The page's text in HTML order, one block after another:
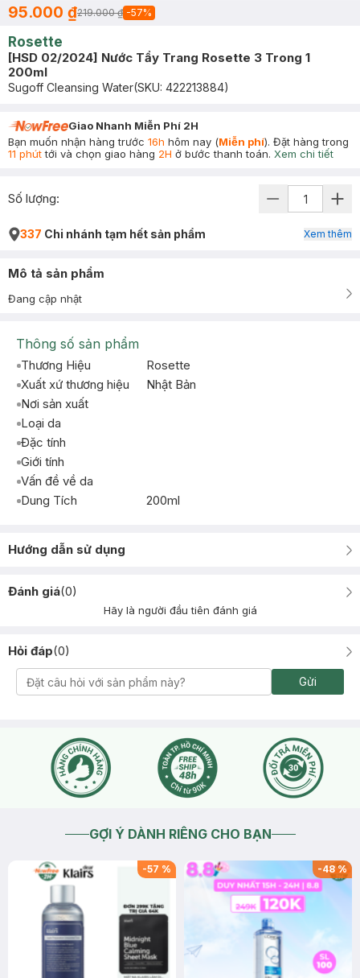
95.000 ₫219.000 ₫ -57%
Rosette
[HSD 02/2024] Nước Tẩy Trang Rosette 3 Trong 1
200ml
Sugoff Cleansing Water(SKU: 422213884)
Giao Nhanh Miễn Phí 2H
Bạn muốn nhận hàng trước 16h hôm nay (Miễn phí). Đặt hàng trong
11 phúttới và chọn giao hàng 2H ở bước thanh toán. Xem chi tiết
Số lượng:
337 Chi nhánh tạm hết sản phẩm Xem thêm
Mô tả sản phẩm
Đang cập nhật
Thông số sản phẩm
Thương Hiệu
Rosette
Xuất xứ thương hiệu
Nhật Bản
Nơi sản xuất
Loại da
Đặc tính
Giới tính
Vấn đề về da
Dung Tích
200ml
Hướng dẫn sử dụng
Đánh giá(0)
Hãy là người đầu tiên đánh giá
Hỏi đáp(0)
Gửi
GỢI Ý DÀNH RIÊNG CHO BẠN
-57 % -48%